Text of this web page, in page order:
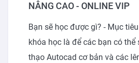
NÂNG CAO - ONLINE VIP
Bạn sẽ học được gì? - Mục
khóa học là để các bạn có thể
thạo Autocad cơ bản và các